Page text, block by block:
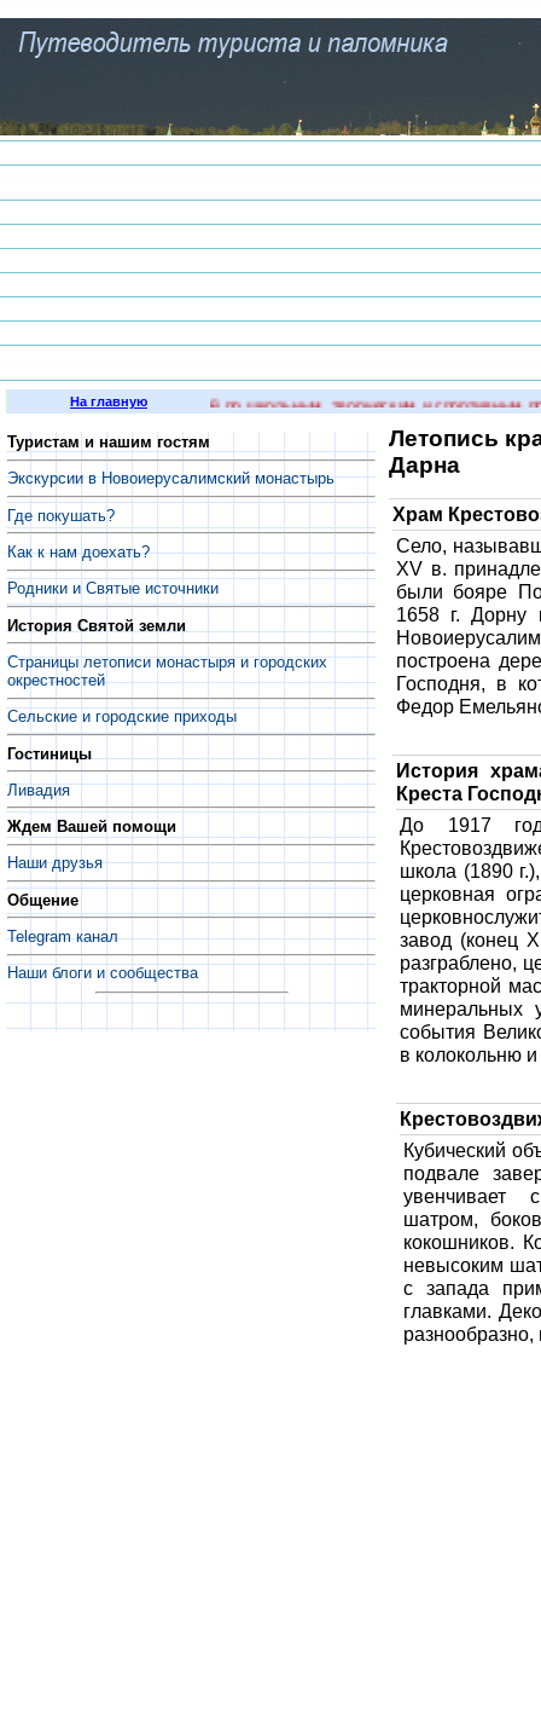
На главную
опытных преподавателей по школьным, творческим и спортивным
Туристам и нашим гостям
Экскурсии в Новоиерусалимский монастырь
Где покушать?
Как к нам доехать?
Родники и Святые источники
История Святой земли
Страницы летописи монастыря и городских
окрестностей
Сельские и городские приходы
Гостиницы
Ливадия
Ждем Вашей помощи
Наши друзья
Общение
Telegram канал
Наши блоги и сообщества
Летопись
Дарна
Храм
Село,
XV в.
были бояре
1658 г. Дорну
построена
Господня, в
Федор
История
Креста
До 1917
школа (1890
церковная
завод (конец
разграблено,
тракторной
минеральных
события
в колокольню
Кубический
подвале
увенчивает
шатром,
кокошников.
невысоким
с запада
главками.